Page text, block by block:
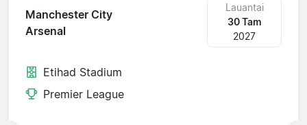
Manchester City
Arsenal
Lauantai
30 Tam
2027
Etihad Stadium
Premier League